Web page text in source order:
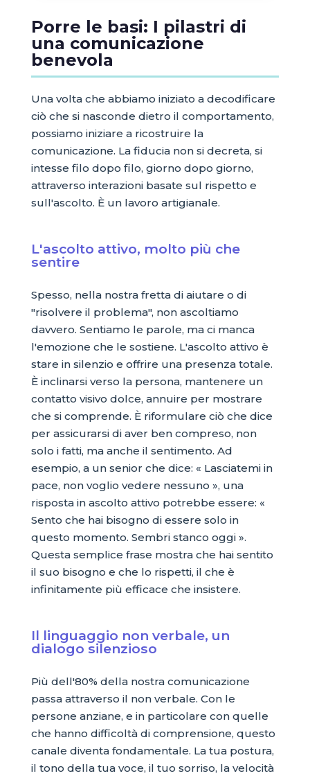
Porre le basi: I pilastri di
una comunicazione
benevola
Una volta che abbiamo iniziato a decodificare
ciò che si nasconde dietro il comportamento,
possiamo iniziare a ricostruire la
comunicazione. La fiducia non si decreta, si
intesse filo dopo filo, giorno dopo giorno,
attraverso interazioni basate sul rispetto e
sull'ascolto. È un lavoro artigianale.
L'ascolto attivo, molto più che
sentire
Spesso, nella nostra fretta di aiutare o di
"risolvere il problema", non ascoltiamo
davvero. Sentiamo le parole, ma ci manca
l'emozione che le sostiene. L'ascolto attivo è
stare in silenzio e offrire una presenza totale.
È inclinarsi verso la persona, mantenere un
contatto visivo dolce, annuire per mostrare
che si comprende. È riformulare ciò che dice
per assicurarsi di aver ben compreso, non
solo i fatti, ma anche il sentimento. Ad
esempio, a un senior che dice: « Lasciatemi in
pace, non voglio vedere nessuno », una
risposta in ascolto attivo potrebbe essere: «
Sento che hai bisogno di essere solo in
questo momento. Sembri stanco oggi ».
Questa semplice frase mostra che hai sentito
il suo bisogno e che lo rispetti, il che è
infinitamente più efficace che insistere.
Il linguaggio non verbale, un
dialogo silenzioso
Più dell'80% della nostra comunicazione
passa attraverso il non verbale. Con le
persone anziane, e in particolare con quelle
che hanno difficoltà di comprensione, questo
canale diventa fondamentale. La tua postura,
il tono della tua voce, il tuo sorriso, la velocità